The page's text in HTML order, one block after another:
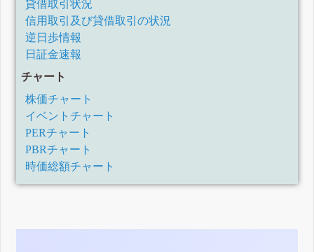
貸借取引状況
信用取引及び貸借取引の状況
逆日歩情報
日証金速報
チャート
株価チャート
イベントチャート
PERチャート
PBRチャート
時価総額チャート